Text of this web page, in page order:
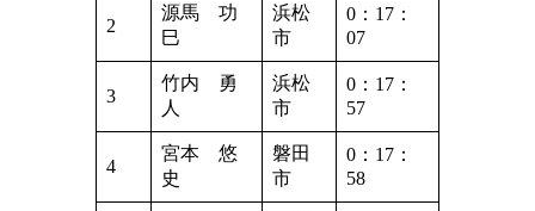
2
源馬 功
巳
浜松
市
0：17：
07
3
竹内 勇
人
浜松
市
0：17：
57
4
宮本 悠
史
磐田
市
0：17：
58